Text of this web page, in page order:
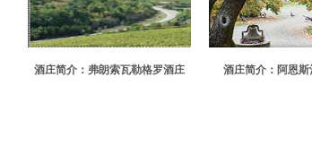
酒庄简介：弗朗索瓦勒格罗酒庄
酒庄简介：阿恩